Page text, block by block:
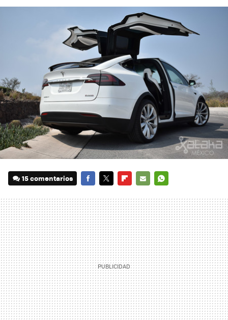
15 comentarios
MAIL